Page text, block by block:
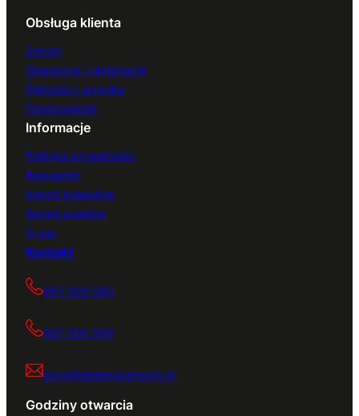
Obsługa klienta
Zwroty
Gwarancja i reklamacje
Płatności i wysyłka
Finansowanie
Informacje
Polityka prywatności
Regulamin
Import pojazdów
Serwis quadów
O nas
Kontakt
667 000 083
667 000 084
biuro@dealerszamocin.pl
Godziny otwarcia